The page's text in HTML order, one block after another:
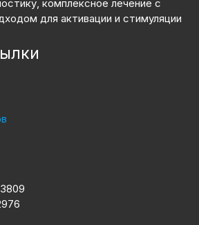
комплексное лечение с
для активации и стимуляции